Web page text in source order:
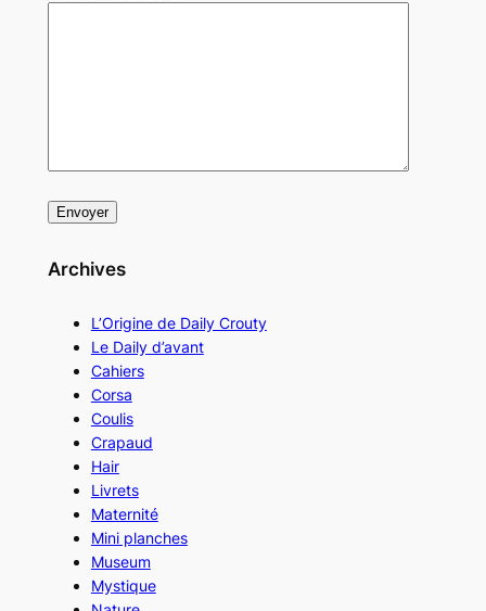
Archives
L’Origine de Daily Crouty
Le Daily d’avant
Cahiers
Corsa
Coulis
Crapaud
Hair
Livrets
Maternité
Mini planches
Museum
Mystique